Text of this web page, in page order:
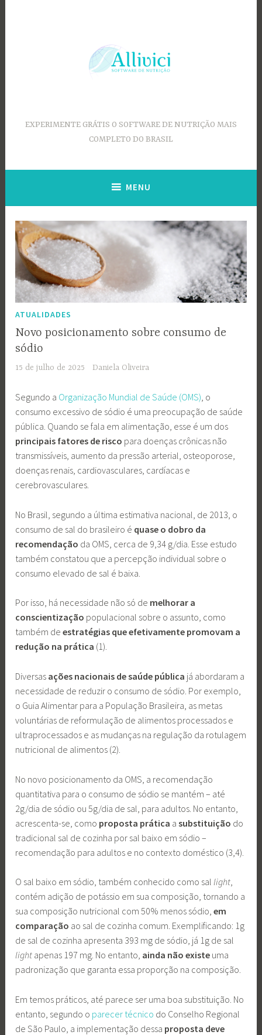
EXPERIMENTE GRÁTIS O SOFTWARE DE NUTRIÇÃO MAIS
COMPLETO DO BRASIL
MENU
ATUALIDADES
Novo posicionamento sobre consumo de
sódio
15 de julho de 2025 Daniela Oliveira
Segundo a Organização Mundial de Saúde (OMS), o
consumo excessivo de sódio é uma preocupação de saúde
pública. Quando se fala em alimentação, esse é um dos
principais fatores de risco para doenças crônicas não
transmissíveis, aumento da pressão arterial, osteoporose,
doenças renais, cardiovasculares, cardíacas e
cerebrovasculares.
No Brasil, segundo a última estimativa nacional, de 2013, o
consumo de sal do brasileiro é quase o dobro da
recomendação da OMS, cerca de 9,34 g/dia. Esse estudo
também constatou que a percepção individual sobre o
consumo elevado de sal é baixa.
Por isso, há necessidade não só de melhorar a
conscientização populacional sobre o assunto, como
também deestratégias que efetivamente promovam a
redução na prática (1).
Diversas ações nacionais de saúde pública já abordaram a
necessidade de reduzir o consumo de sódio. Por exemplo,
o Guia Alimentar para a População Brasileira, as metas
voluntárias de reformulação de alimentos processados e
ultraprocessados e as mudanças na regulação da rotulagem
nutricional de alimentos (2).
No novo posicionamento da OMS, a recomendação
quantitativa para o consumo de sódio se mantém – até
2g/dia de sódio ou 5g/dia de sal, para adultos. No entanto,
acrescenta-se, como proposta prática asubstituição do
tradicional sal de cozinha por sal baixo em sódio –
recomendação para adultos e no contexto doméstico (3,4).
O sal baixo em sódio, também conhecido como sallight,
contém adição de potássio em sua composição, tornando a
sua composição nutricional com 50% menos sódio,em
comparação ao sal de cozinha comum. Exemplificando: 1g
de sal de cozinha apresenta 393 mg de sódio, já 1g de sal
light apenas 197 mg. No entanto, ainda não existe uma
padronização que garanta essa proporção na composição.
Em temos práticos, até parece ser uma boa substituição. No
entanto, segundo o parecer técnico do Conselho Regional
de São Paulo, a implementação dessa proposta deve